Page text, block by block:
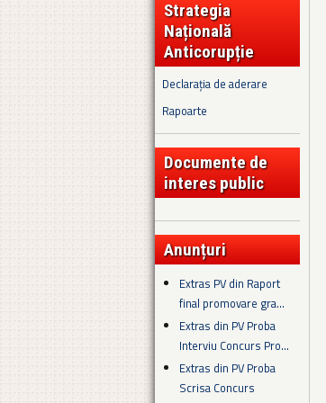
Strategia
Națională
Anticorupție
Declarația de aderare
Rapoarte
Documente de
interes public
Anunțuri
Extras PV din Raport
final promovare gra...
Extras din PV Proba
Interviu Concurs Pro...
Extras din PV Proba
Scrisa Concurs